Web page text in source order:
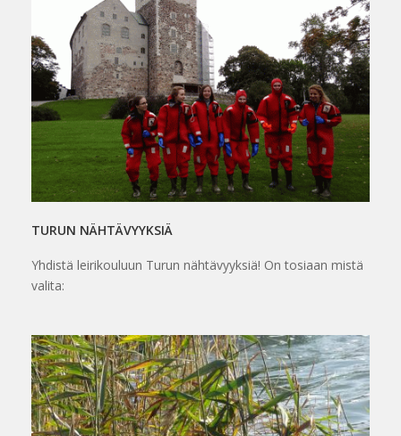
TURUN NÄHTÄVYYKSIÄ
Yhdistä leirikouluun Turun nähtävyyksiä! On tosiaan mistä
valita: